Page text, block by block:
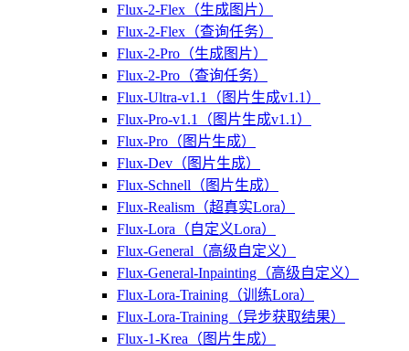
Flux-2-Flex（生成图片）
Flux-2-Flex（查询任务）
Flux-2-Pro（生成图片）
Flux-2-Pro（查询任务）
Flux-Ultra-v1.1（图片生成v1.1）
Flux-Pro-v1.1（图片生成v1.1）
Flux-Pro（图片生成）
Flux-Dev（图片生成）
Flux-Schnell（图片生成）
Flux-Realism（超真实Lora）
Flux-Lora（自定义Lora）
Flux-General（高级自定义）
Flux-General-Inpainting（高级自定义）
Flux-Lora-Training（训练Lora）
Flux-Lora-Training（异步获取结果）
Flux-1-Krea（图片生成）